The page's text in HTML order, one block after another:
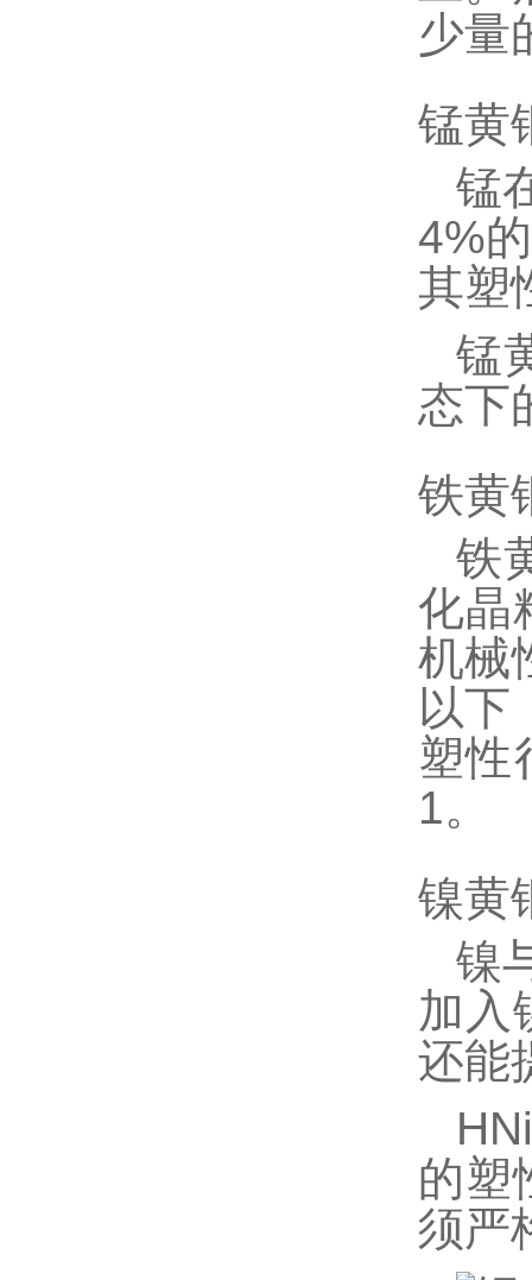
少量
锰黄
锰
4%
其塑
锰
态下
铁黄
铁
化晶
机械
以下
塑性
1。
镍黄
镍
加入
还能
的塑
须严